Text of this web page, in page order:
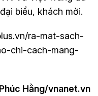
biểu, khách mời.
ra-mat-sach-
chi-cach-mang-
Phúc Hằng/vnanet.vn